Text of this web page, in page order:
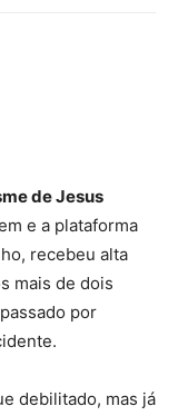
de Jesus
e a plataforma
recebeu alta
mais de dois
por
debilitado, mas já